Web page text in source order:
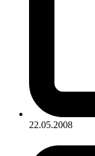
22.05.2008